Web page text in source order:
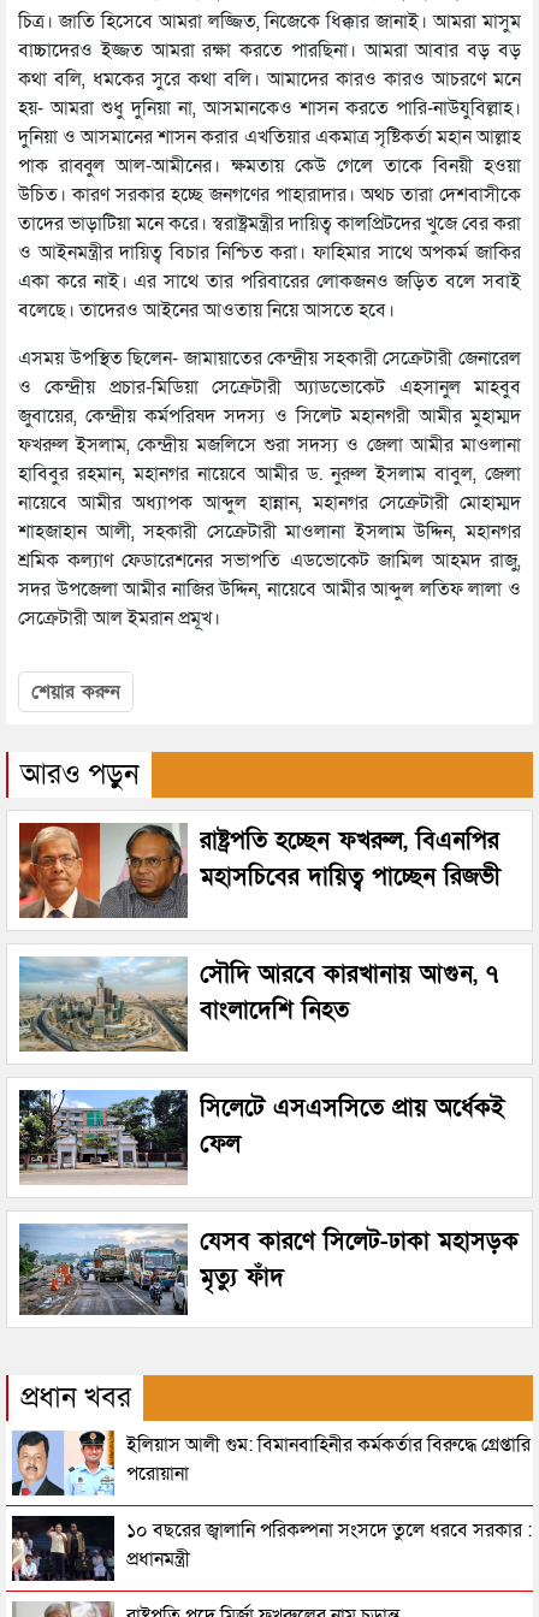
চিত্র। জাতি হিসেবে আমরা লজ্জিত, নিজেকে ধিক্কার জানাই। আমরা মাসুম
বাচ্চাদেরও ইজ্জত আমরা রক্ষা করতে পারছিনা। আমরা আবার বড় বড়
কথা বলি, ধমকের সুরে কথা বলি। আমাদের কারও কারও আচরণে মনে
হয়- আমরা শুধু দুনিয়া না, আসমানকেও শাসন করতে পারি-নাউযুবিল্লাহ।
দুনিয়া ও আসমানের শাসন করার এখতিয়ার একমাত্র সৃষ্টিকর্তা মহান আল্লাহ
পাক রাব্বুল আল-আমীনের। ক্ষমতায় কেউ গেলে তাকে বিনয়ী হওয়া
উচিত। কারণ সরকার হচ্ছে জনগণের পাহারাদার। অথচ তারা দেশবাসীকে
তাদের ভাড়াটিয়া মনে করে। স্বরাষ্ট্রমন্ত্রীর দায়িত্ব কালপ্রিটদের খুজে বের করা
ও আইনমন্ত্রীর দায়িত্ব বিচার নিশ্চিত করা। ফাহিমার সাথে অপকর্ম জাকির
একা করে নাই। এর সাথে তার পরিবারের লোকজনও জড়িত বলে সবাই
বলেছে। তাদেরও আইনের আওতায় নিয়ে আসতে হবে।
এসময় উপস্থিত ছিলেন- জামায়াতের কেন্দ্রীয় সহকারী সেক্রেটারী জেনারেল
ও কেন্দ্রীয় প্রচার-মিডিয়া সেক্রেটারী অ্যাডভোকেট এহসানুল মাহবুব
জুবায়ের, কেন্দ্রীয় কর্মপরিষদ সদস্য ও সিলেট মহানগরী আমীর মুহাম্মদ
ফখরুল ইসলাম, কেন্দ্রীয় মজলিসে শুরা সদস্য ও জেলা আমীর মাওলানা
হাবিবুর রহমান, মহানগর নায়েবে আমীর ড. নুরুল ইসলাম বাবুল, জেলা
নায়েবে আমীর অধ্যাপক আব্দুল হান্নান, মহানগর সেক্রেটারী মোহাম্মদ
শাহজাহান আলী, সহকারী সেক্রেটারী মাওলানা ইসলাম উদ্দিন, মহানগর
শ্রমিক কল্যাণ ফেডারেশনের সভাপতি এডভোকেট জামিল আহমদ রাজু,
সদর উপজেলা আমীর নাজির উদ্দিন, নায়েবে আমীর আব্দুল লতিফ লালা ও
সেক্রেটারী আল ইমরান প্রমূখ।
শেয়ার করুন
আরও পড়ুন
রাষ্ট্রপতি হচ্ছেন ফখরুল, বিএনপির
মহাসচিবের দায়িত্ব পাচ্ছেন রিজভী
সৌদি আরবে কারখানায় আগুন, ৭
বাংলাদেশি নিহত
সিলেটে এসএসসিতে প্রায় অর্ধেকই
ফেল
যেসব কারণে সিলেট-ঢাকা মহাসড়ক
মৃত্যু ফাঁদ
প্রধান খবর
ইলিয়াস আলী গুম: বিমানবাহিনীর কর্মকর্তার বিরুদ্ধে গ্রেপ্তারি
পরোয়ানা
১০ বছরের জ্বালানি পরিকল্পনা সংসদে তুলে ধরবে সরকার :
প্রধানমন্ত্রী